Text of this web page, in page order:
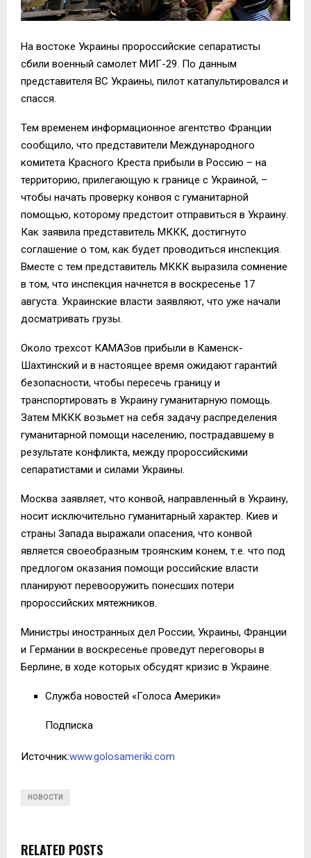
На востоке Украины пророссийские сепаратисты
сбили военный самолет МИГ-29. По данным
представителя ВС Украины, пилот катапультировался и
спасся.
Тем временем информационное агентство Франции
сообщило, что представители Международного
комитета Красного Креста прибыли в Россию – на
территорию, прилегающую к границе с Украиной, –
чтобы начать проверку конвоя с гуманитарной
помощью, которому предстоит отправиться в Украину.
Как заявила представитель МККК, достигнуто
соглашение о том, как будет проводиться инспекция.
Вместе с тем представитель МККК выразила сомнение
в том, что инспекция начнется в воскресенье 17
августа. Украинские власти заявляют, что уже начали
досматривать грузы.
Около трехсот КАМАЗов прибыли в Каменск-
Шахтинский и в настоящее время ожидают гарантий
безопасности, чтобы пересечь границу и
транспортировать в Украину гуманитарную помощь.
Затем МККК возьмет на себя задачу распределения
гуманитарной помощи населению, пострадавшему в
результате конфликта, между пророссийскими
сепаратистами и силами Украины.
Москва заявляет, что конвой, направленный в Украину,
носит исключительно гуманитарный характер. Киев и
страны Запада выражали опасения, что конвой
является своеобразным троянским конем, т.е. что под
предлогом оказания помощи российские власти
планируют перевооружить понесших потери
пророссийских мятежников.
Министры иностранных дел России, Украины, Франции
и Германии в воскресенье проведут переговоры в
Берлине, в ходе которых обсудят кризис в Украине.
Служба новостей «Голоса Америки»
Подписка
Источник:www.golosameriki.com
НОВОСТИ
RELATED POSTS